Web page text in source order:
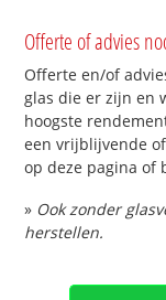
Offerte of advies
Offerte en/of
glas die er zijn en
hoogste
een vrijblijvende
op deze pagina of
» Ook zonder
herstellen.